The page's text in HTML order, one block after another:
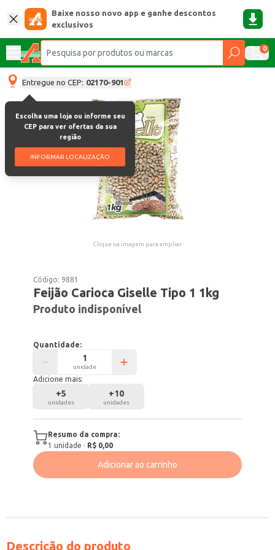
Baixe nosso novo app e ganhe descontos
exclusivos
0
Entregue no CEP: 02170-901
Escolha uma loja ou informe seu
CEP para ver ofertas da sua
região
INFORMAR LOCALIZAÇÃO
Clique na imagem para ampliar.
Código: 9881
Feijão Carioca Giselle Tipo 1 1kg
Produto indisponível
Quantidade:
unidade
Adicione mais:
+5
unidades
+10
unidades
Resumo da compra:
1 unidade · R$ 0,00
Adicionar ao carrinho
Descrição do produto